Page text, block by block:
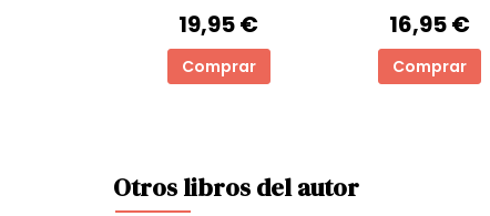
19,95 €
Comprar
16,95 €
Comprar
Otros libros del autor